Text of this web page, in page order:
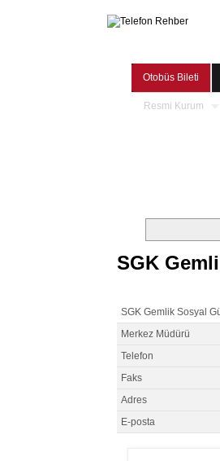
Otobüs Bileti
Resmi Kurum
SGK
SGK Gemlik Sosyal
Merkez Müdürü
Telefon
Faks
Adres
E-posta